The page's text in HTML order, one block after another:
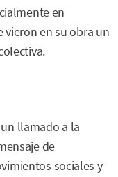
en
en su obra un
llamado a la
de
sociales y